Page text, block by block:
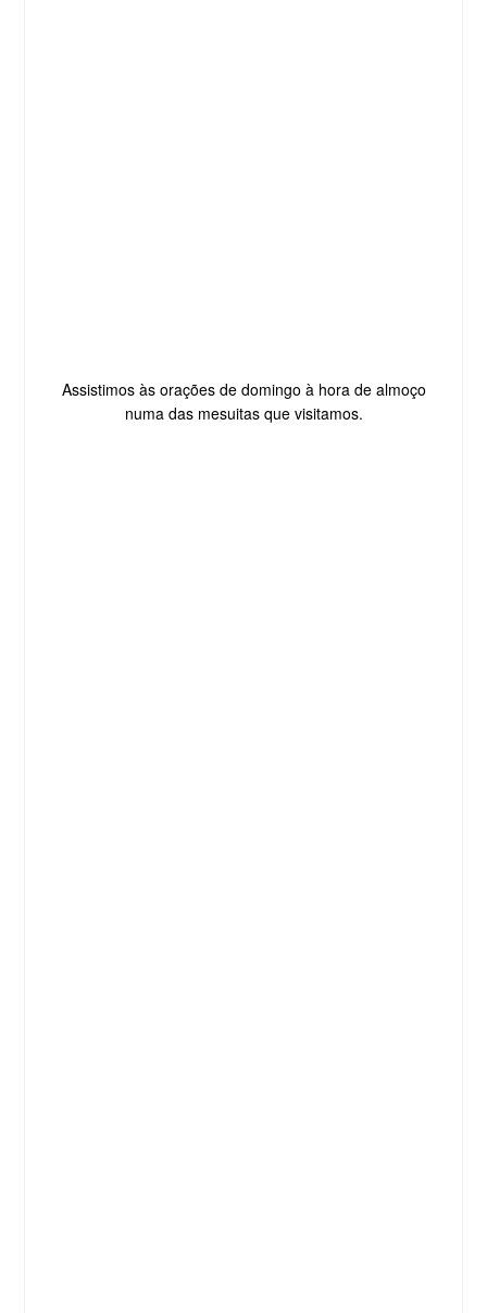
Assistimos às orações de domingo à hora de almoço
numa das mesuitas que visitamos.